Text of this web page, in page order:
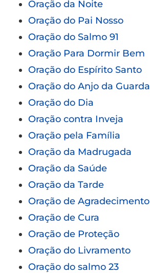
Oração da Noite
Oração do Pai Nosso
Oração do Salmo 91
Oração Para Dormir Bem
Oração do Espírito Santo
Oração do Anjo da Guarda
Oração do Dia
Oração contra Inveja
Oração pela Família
Oração da Madrugada
Oração da Saúde
Oração da Tarde
Oração de Agradecimento
Oração de Cura
Oração de Proteção
Oração do Livramento
Oração do salmo 23